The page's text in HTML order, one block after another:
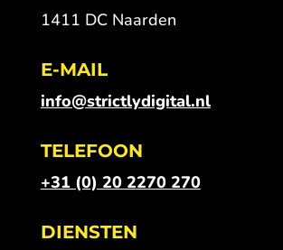
1411 DC Naarden
E-MAIL
info@strictlydigital.nl
TELEFOON
+31 (0) 20 2270 270
DIENSTEN